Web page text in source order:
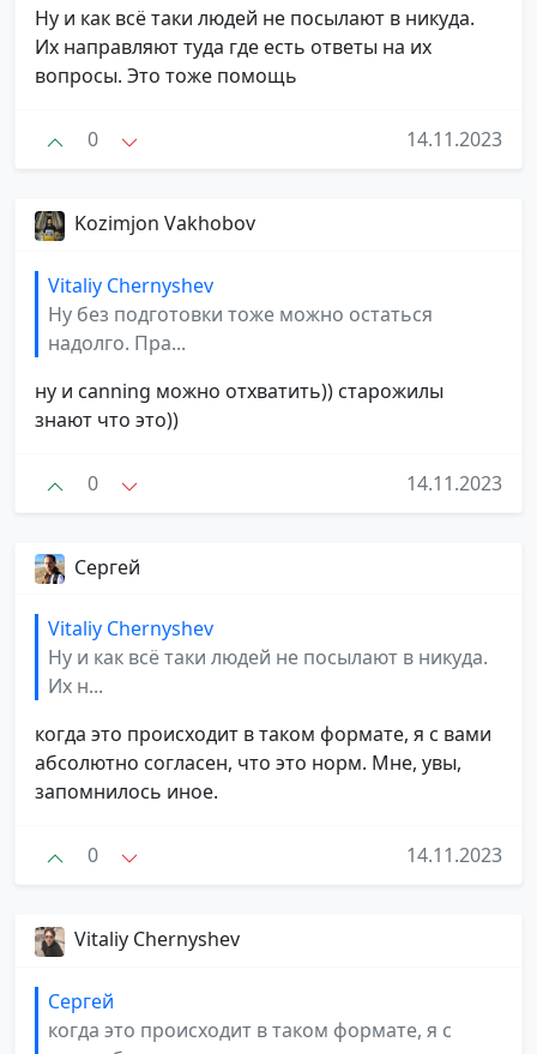
Ну и как всё таки людей не посылают в никуда.
Их направляют туда где есть ответы на их
вопросы. Это тоже помощь
0 14.11.2023
Kozimjon Vakhobov
Vitaliy Chernyshev
Ну без подготовки тоже можно остаться
надолго. Пра...
ну и canning можно отхватить)) старожилы
знают что это))
0 14.11.2023
Сергей
Vitaliy Chernyshev
Ну и как всё таки людей не посылают в никуда.
Их н...
когда это происходит в таком формате, я с вами
абсолютно согласен, что это норм. Мне, увы,
запомнилось иное.
0 14.11.2023
Vitaliy Chernyshev
Сергей
когда это происходит в таком формате, я с